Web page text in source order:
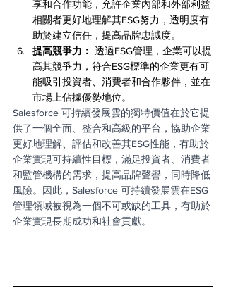
享和合作功能，允許企業內部和外部利益
相關者更好地理解其ESG努力，透明度有
助於建立信任，提高品牌忠誠度。
提高競爭力： 透過ESG管理，企業可以提
高其競爭力，符合ESG標準的企業更有可
能吸引投資者、消費者和合作夥伴，並在
市場上佔據優勢地位。
Salesforce 可持續發展雲的獨特價值在於它提
供了一個全面、整合和高級的平台，協助企業
更好地理解、評估和改善其ESG性能，有助於
企業實現可持續性目標，滿足投資者、消費者
和監管機構的需求，提高品牌聲譽，同時降低
風險。因此，Salesforce 可持續發展雲在ESG
管理領域被視為一個不可或缺的工具，有助於
企業實現長期成功和社會貢獻。